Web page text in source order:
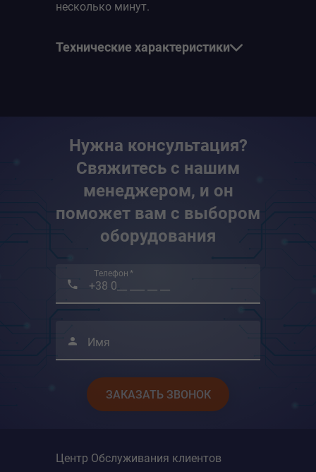
несколько минут.
Технические характеристики
IEEE 802.11ax/n/b/g 2,4 ГГц
Скорость Wi-Fi
AX1800
5 ГГц: 1201 Мбит/с (802.11ax)
2,4 ГГц: 574 Мбит/с (802.11ax)
Режим маршрутизатора
Режим точки доступа
1× 5 ГГц гостевая сеть
Шифрование
WPA-Personal
Протокол
Нужна консультация?
Свяжитесь с нашим
менеджером, и он
поможет вам с выбором
оборудования
Телефон *
Имя
ЗАКАЗАТЬ ЗВОНОК
Центр Обслуживания клиентов